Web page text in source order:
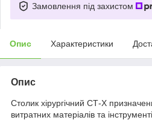
Замовлення під захистом
Опис Характеристики
Опис
Столик хірургічний СТ-Х
витратних матеріалів та